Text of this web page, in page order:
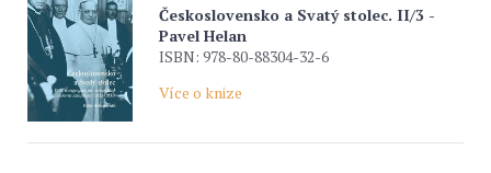
Československo a Svatý stolec. II/3 -
Pavel Helan
ISBN: 978-80-88304-32-6
Více o knize